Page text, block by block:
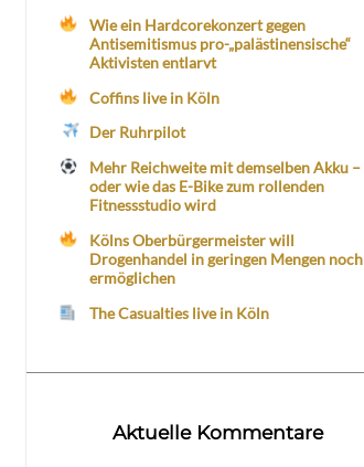
Wie ein Hardcorekonzert gegen
Antisemitismus pro-„palästinensische“
Aktivisten entlarvt
Coffins live in Köln
Der Ruhrpilot
Mehr Reichweite mit demselben Akku –
oder wie das E-Bike zum rollenden
Fitnessstudio wird
Kölns Oberbürgermeister will
Drogenhandel in geringen Mengen noch
ermöglichen
The Casualties live in Köln
Aktuelle Kommentare